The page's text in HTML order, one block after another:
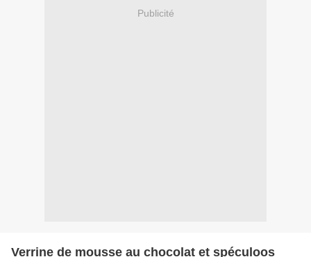
Publicité
Verrine de mousse au chocolat et spéculoos